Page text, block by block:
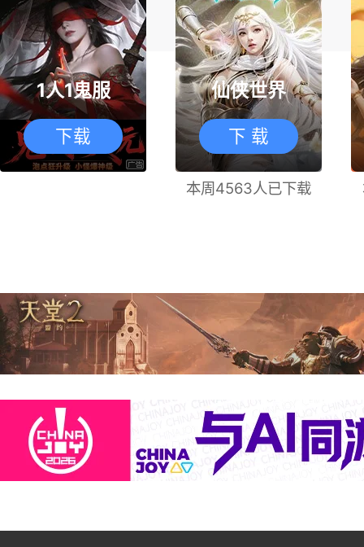
1人1鬼服
下载
仙侠世界
下 载
本周4563人已下载